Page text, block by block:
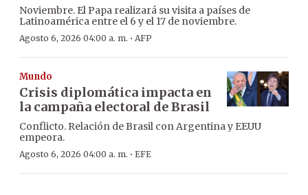
Noviembre. El Papa realizará su visita a países de
Latinoamérica entre el 6 y el 17 de noviembre.
Agosto 6, 2026 04:00 a. m. · AFP
Mundo
Crisis diplomática impacta en
la campaña electoral de Brasil
Conflicto. Relación de Brasil con Argentina y EEUU
empeora.
Agosto 6, 2026 04:00 a. m. · EFE